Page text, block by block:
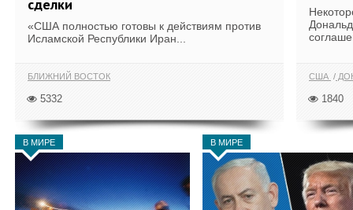
сделки
«США полностью готовы к действиям против
Исламской Республики Иран...
БЛИЖНИЙ ВОСТОК
5332
США
1840
В МИРЕ В МИРЕ